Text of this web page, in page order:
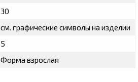
30
см. графические символы на изделии
5
Форма взрослая